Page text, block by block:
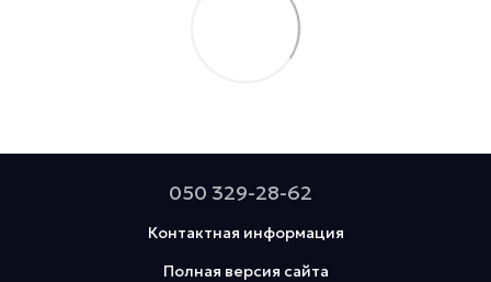
050 329-28-62
Контактная информация
Полная версия сайта